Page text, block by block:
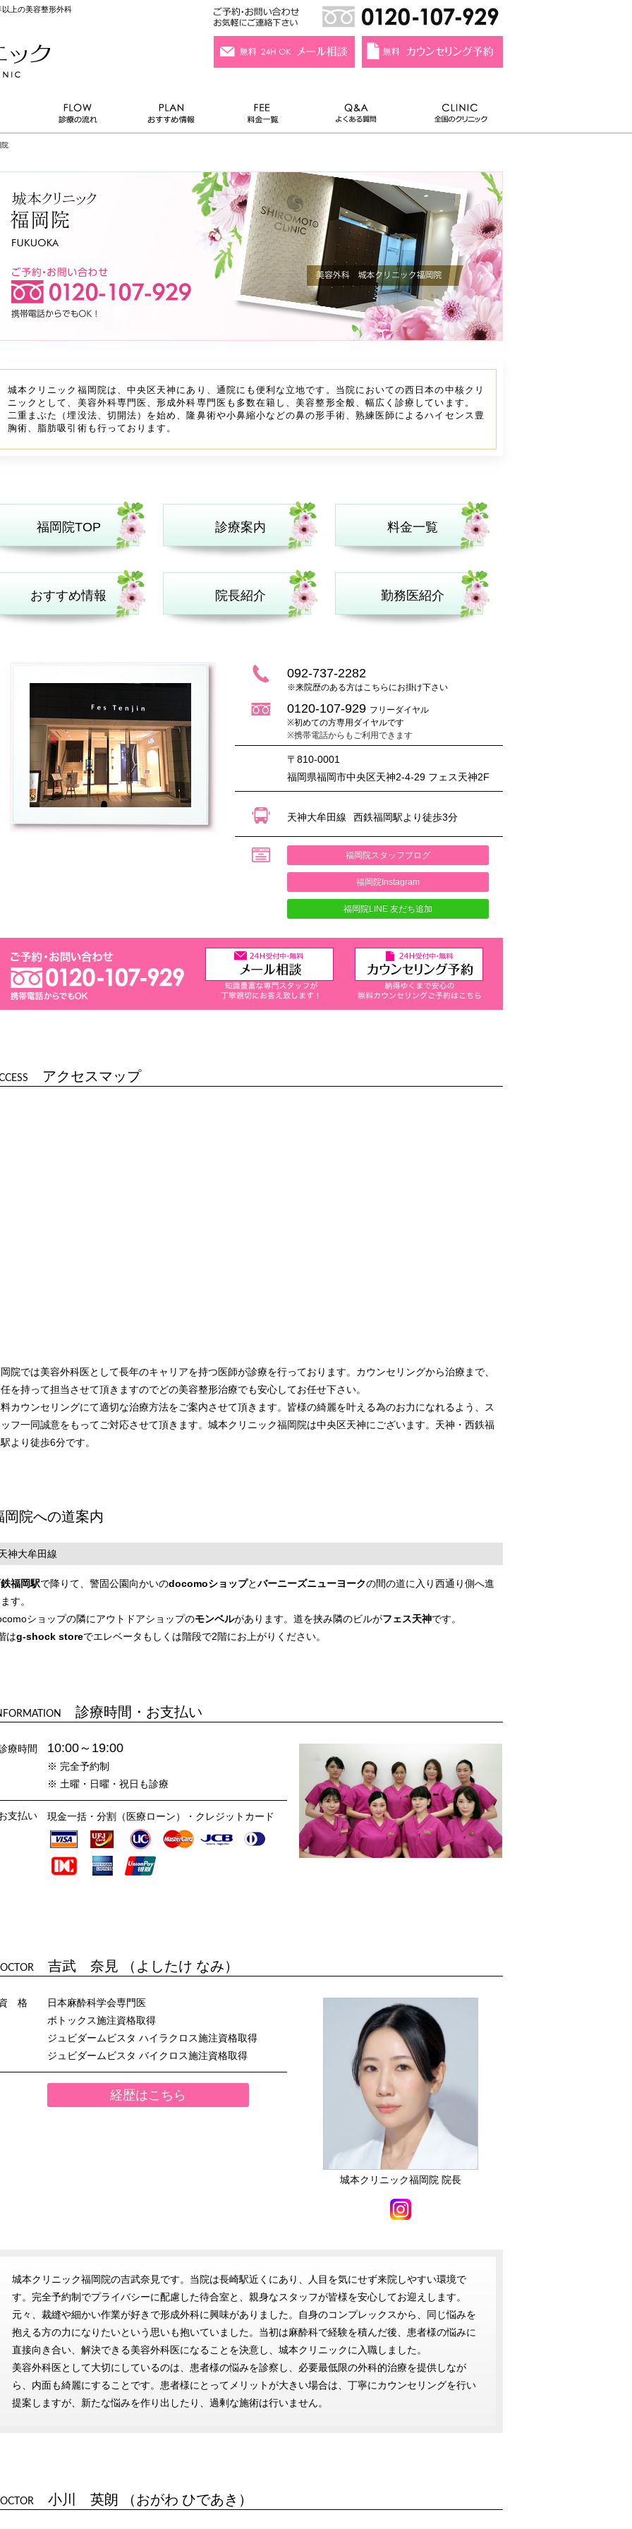
上の美容整形外科
城本クリニック福岡院は、中央区天神にあり、通院にも便利な立地です。当院においての西日本の中核クリ
ニックとして、美容外科専門医、形成外科専門医も多数在籍し、美容整形全般、幅広く診療しています。
二重まぶた（埋没法、切開法）を始め、隆鼻術や小鼻縮小などの鼻の形手術、熟練医師によるハイセンス豊
胸術、脂肪吸引術も行っております。
福岡院TOP 診療案内 料金一覧
おすすめ情報 院長紹介 勤務医紹介
092-737-2282
※来院歴のある方はこちらにお掛け下さい
0120-107-929 フリーダイヤル
※初めての方専用ダイヤルです
※携帯電話からもご利用できます
〒810-0001
福岡県福岡市中央区天神2-4-29 フェス天神2F
天神大牟田線 西鉄福岡駅より徒歩3分
福岡院スタッフブログ
福岡院Instagram
福岡院LINE 友だち追加
アクセスマップ
院では美容外科医として長年のキャリアを持つ医師が診療を行っております。カウンセリングから治療まで、
を持って担当させて頂きますのでどの美容整形治療でも安心してお任せ下さい。
カウンセリングにて適切な治療方法をご案内させて頂きます。皆様の綺麗を叶える為のお力になれるよう、ス
フ一同誠意をもってご対応させて頂きます。城本クリニック福岡院は中央区天神にございます。天神・西鉄福
より徒歩6分です。
岡院への道案内
神大牟田線
福岡駅で降りて、警固公園向かいのdocomoショップとバーニーズニューヨークの間の道に入り西通り側へ進
す。
ショップの隣にアウトドアショップのモンベルがあります。道を挟み隣のビルがフェス天神です。
はg-shock storeでエレベータもしくは階段で2階にお上がりください。
診療時間・お支払い
療時間 10:00～19:00
※ 完全予約制
※ 土曜・日曜・祝日も診療
支払い 現金一括・分割（医療ローン）・クレジットカード
吉武 奈見 （よしたけ なみ）
格
日本麻酔科学会専門医
ボトックス施注資格取得
ジュビダームビスタ ハイラクロス施注資格取得
ジュビダームビスタ バイクロス施注資格取得
経歴はこちら
城本クリニック福岡院 院長
城本クリニック福岡院の吉武奈見です。当院は長崎駅近くにあり、人目を気にせず来院しやすい環境で
す。完全予約制でプライバシーに配慮した待合室と、親身なスタッフが皆様を安心してお迎えします。
元々、裁縫や細かい作業が好きで形成外科に興味がありました。自身のコンプレックスから、同じ悩みを
抱える方の力になりたいという思いも抱いていました。当初は麻酔科で経験を積んだ後、患者様の悩みに
直接向き合い、解決できる美容外科医になることを決意し、城本クリニックに入職しました。
美容外科医として大切にしているのは、患者様の悩みを診察し、必要最低限の外科的治療を提供しなが
ら、内面も綺麗にすることです。患者様にとってメリットが大きい場合は、丁寧にカウンセリングを行い
提案しますが、新たな悩みを作り出したり、過剰な施術は行いません。
小川 英朗 （おがわ ひであき）